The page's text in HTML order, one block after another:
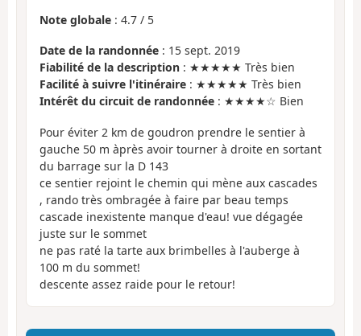
Note globale : 4.7 / 5
Date de la randonnée : 15 sept. 2019
Fiabilité de la description : ★★★★★ Très bien
Facilité à suivre l'itinéraire : ★★★★★ Très bien
Intérêt du circuit de randonnée : ★★★★☆ Bien
Pour éviter 2 km de goudron prendre le sentier à
gauche 50 m àprès avoir tourner à droite en sortant
du barrage sur la D 143
ce sentier rejoint le chemin qui mène aux cascades
, rando très ombragée à faire par beau temps
cascade inexistente manque d'eau! vue dégagée
juste sur le sommet
ne pas raté la tarte aux brimbelles à l'auberge à
100 m du sommet!
descente assez raide pour le retour!